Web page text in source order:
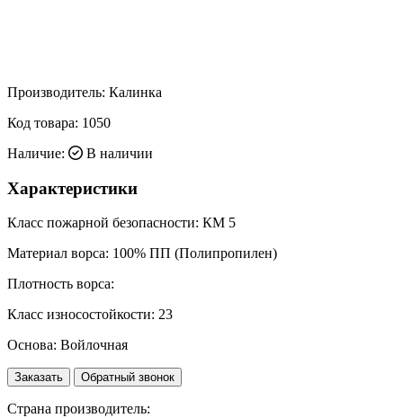
Производитель: Калинка
Код товара: 1050
Наличие:
В наличии
Характеристики
Класс пожарной безопасности: КМ 5
Материал ворса: 100% ПП (Полипропилен)
Плотность ворса:
Класс износостойкости: 23
Основа: Войлочная
Заказать Обратный звонок
Страна производитель: